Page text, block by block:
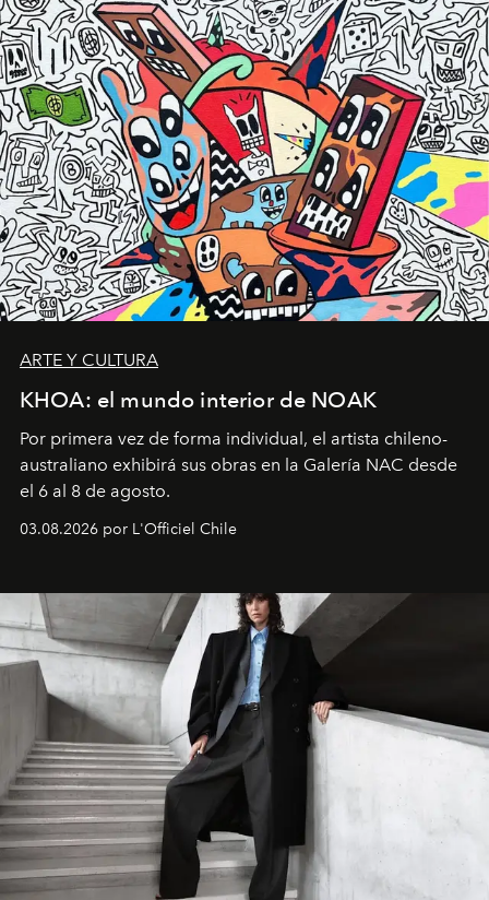
ARTE Y CULTURA
KHOA: el mundo interior de NOAK
Por primera vez de forma individual, el artista chileno-
australiano exhibirá sus obras en la Galería NAC desde
el 6 al 8 de agosto.
03.08.2026 por L'Officiel Chile